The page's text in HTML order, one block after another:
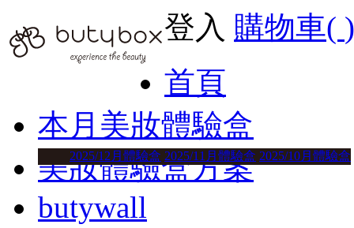
登入 購物車( )
首頁
本月美妝體驗盒
2025/12月體驗盒 2025/11月體驗盒 2025/10月體驗盒
美妝體驗盒方案
butywall